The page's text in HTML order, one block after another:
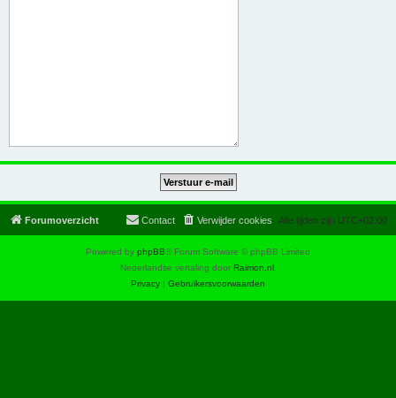
Forumoverzicht Alle tijden zijn UTC+02:00
Verwijder cookies
Contact
Powered by phpBB® Forum Software © phpBB Limited
Nederlandse vertaling door Raimon.nl.
Privacy | Gebruikersvoorwaarden